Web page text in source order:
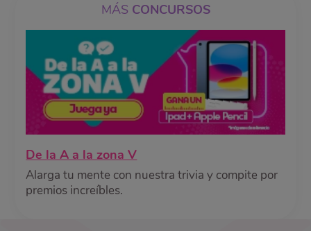
MÁS CONCURSOS
De la A a la zona V
Alarga tu mente con nuestra trivia y compite por
premios increíbles.